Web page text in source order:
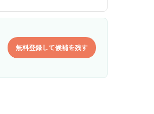
無料登録して候補を残す